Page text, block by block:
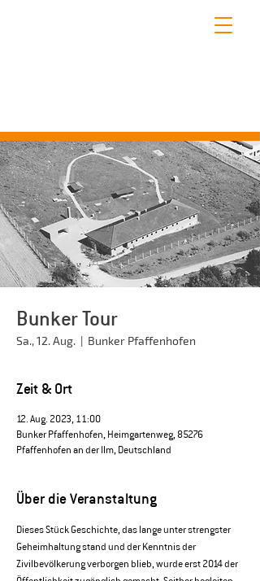
Bunker Tour
Sa., 12. Aug.
  |
Bunker Pfaffenhofen
Zeit & Ort
12. Aug. 2023, 11:00
Bunker Pfaffenhofen, Heimgartenweg, 85276
Pfaffenhofen an der Ilm, Deutschland
Über die Veranstaltung
Dieses Stück Geschichte, das lange unter strengster
Geheimhaltung stand und der Kenntnis der
Zivilbevölkerung verborgen blieb, wurde erst 2014 der